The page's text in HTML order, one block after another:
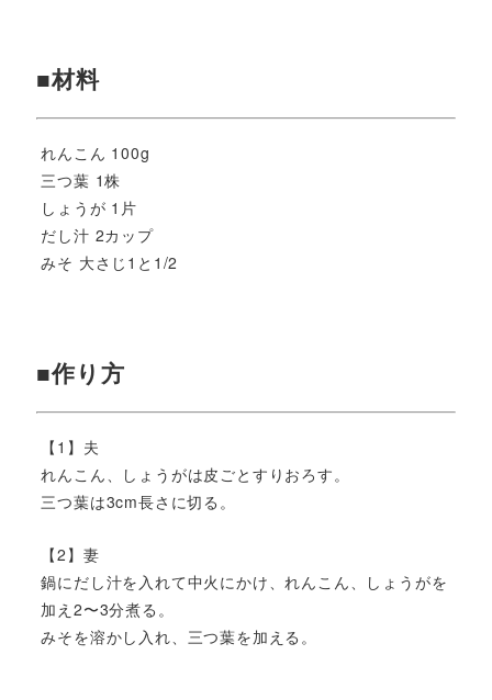
■材料
れんこん 100g
三つ葉 1株
しょうが 1片
だし汁 2カップ
みそ 大さじ1と1/2
■作り方
【1】夫
れんこん、しょうがは皮ごとすりおろす。
三つ葉は3cm長さに切る。
【2】妻
鍋にだし汁を入れて中火にかけ、れんこん、しょうがを
加え2〜3分煮る。
みそを溶かし入れ、三つ葉を加える。